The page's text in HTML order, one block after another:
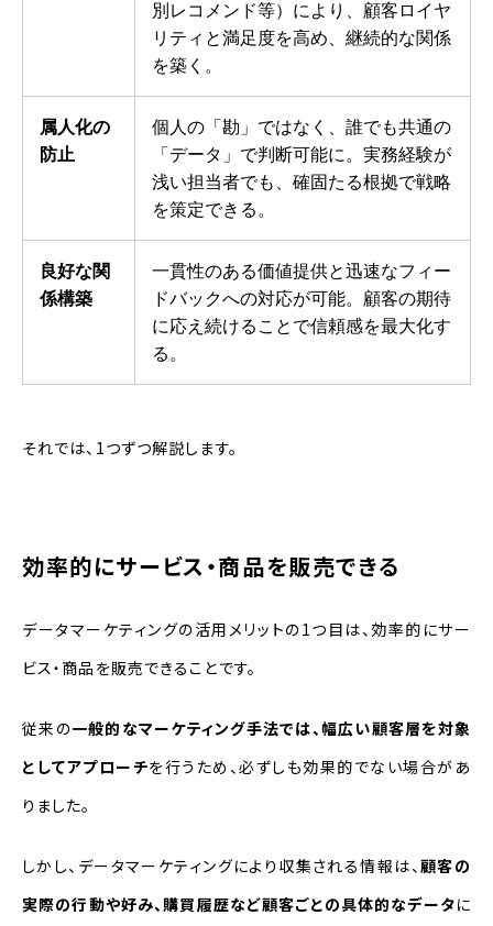
別レコメンド等）により、顧客ロイヤ
リティと満足度を高め、継続的な関係
を築く。
属人化の
防止
個人の「勘」ではなく、誰でも共通の
「データ」で判断可能に。実務経験が
浅い担当者でも、確固たる根拠で戦略
を策定できる。
良好な関
係構築
一貫性のある価値提供と迅速なフィー
ドバックへの対応が可能。顧客の期待
に応え続けることで信頼感を最大化す
る。
それでは、1つずつ解説します。
効率的にサービス・商品を販売できる
データマーケティングの活用メリットの1つ目は、効率的にサー
ビス・商品を販売できることです。
従来の一般的なマーケティング手法では、幅広い顧客層を対象
としてアプローチを行うため、必ずしも効果的でない場合があ
りました。
しかし、データマーケティングにより収集される情報は、顧客の
実際の行動や好み、購買履歴など顧客ごとの具体的なデータに